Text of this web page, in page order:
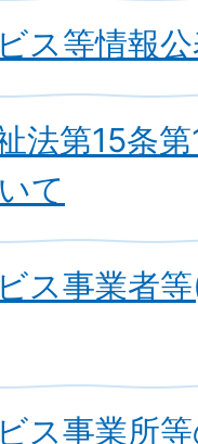
ス等情報
法第15条
て
ス事業者
ス事業所